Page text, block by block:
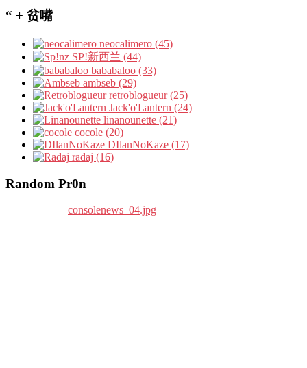
“ + 贫嘴
neocalimero (45)
SP!新西兰 (44)
bababaloo (33)
ambseb (29)
retroblogueur (25)
Jack'o'Lantern (24)
linanounette (21)
cocole (20)
DIlanNoKaze (17)
radaj (16)
Random Pr0n